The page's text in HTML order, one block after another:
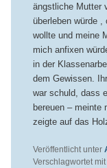
ängstliche Mutter
überleben würde
wollte und meine
mich anfixen
in der
dem Gewissen.
war schuld, dass
bereuen – meinte
zeigte auf das
Veröffentlicht unter
Verschlagwortet mit